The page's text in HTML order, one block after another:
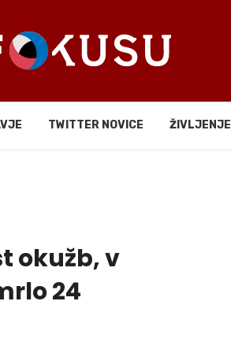
TWITTER NOVICE ŽIVLJENJE
okužb, v
24